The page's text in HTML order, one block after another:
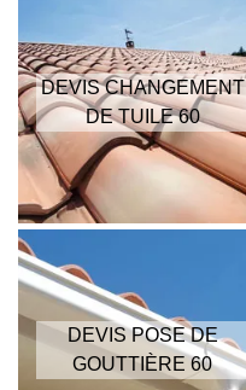
DEVIS CHANGEMENT
DE TUILE 60
DEVIS POSE DE
GOUTTIÈRE 60